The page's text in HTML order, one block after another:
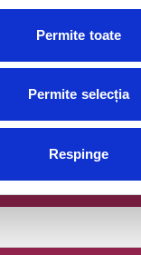
Permite toate
Permite selecția
Respinge
MAI MULTE DIN CONCERTE
@
si o editie
evenimente.